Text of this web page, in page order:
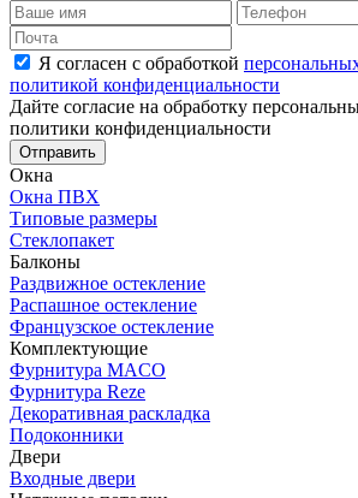
Я согласен с обработкой
политикой конфиденциальности
Дайте согласие на обработку
политики конфиденциальности
Отправить
Окна
Окна ПВХ
Типовые размеры
Стеклопакет
Балконы
Раздвижное остекление
Распашное остекление
Французское остекление
Комплектующие
Фурнитура MACO
Фурнитура Reze
Декоративная раскладка
Подоконники
Двери
Входные двери